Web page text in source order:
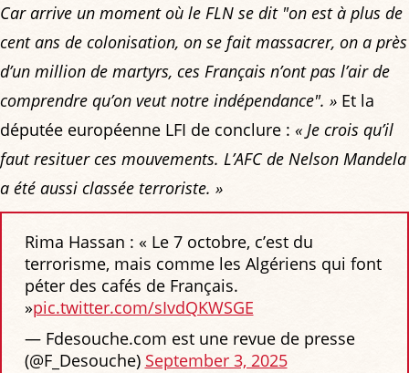
Car arrive un moment où le FLN se dit "on est à plus de
cent ans de colonisation, on se fait massacrer, on a près
d’un million de martyrs, ces Français n’ont pas l’air de
comprendre qu’on veut notre indépendance". » Et la
députée européenne LFI de conclure : « Je crois qu’il
faut resituer ces mouvements. L’AFC de Nelson Mandela
a été aussi classée terroriste. »
Rima Hassan : « Le 7 octobre, c’est du
terrorisme, mais comme les Algériens qui font
péter des cafés de Français.
»pic.twitter.com/sIvdQKWSGE
— Fdesouche.com est une revue de presse
(@F_Desouche) September 3, 2025